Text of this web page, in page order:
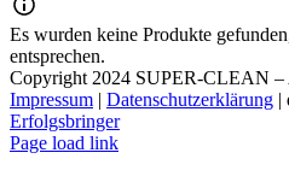
Es wurden keine Produkte
entsprechen.
Copyright 2024 SUPER-CLEAN –
Impressum | Datenschutzerklärung |
Erfolgsbringer
Page load link